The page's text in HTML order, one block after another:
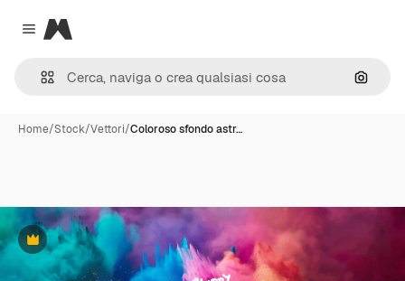
Close menu
Magnific
Cerca
Home/Stock/Vettori/Coloroso sfondo astr…
Premium